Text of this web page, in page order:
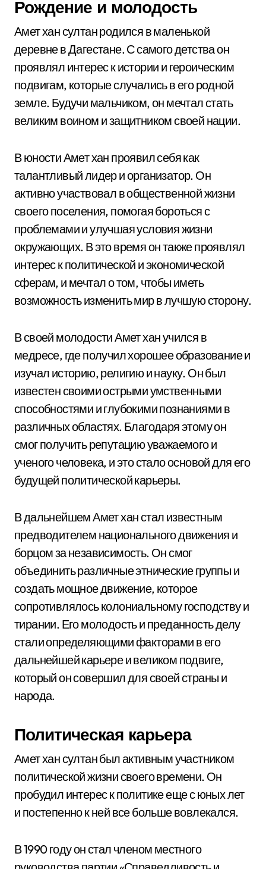
Рождение и молодость
Амет хан султан родился в маленькой
деревне в Дагестане. С самого детства он
проявлял интерес к истории и героическим
подвигам, которые случались в его родной
земле. Будучи мальчиком, он мечтал стать
великим воином и защитником своей нации.
В юности Амет хан проявил себя как
талантливый лидер и организатор. Он
активно участвовал в общественной жизни
своего поселения, помогая бороться с
проблемами и улучшая условия жизни
окружающих. В это время он также проявлял
интерес к политической и экономической
сферам, и мечтал о том, чтобы иметь
возможность изменить мир в лучшую сторону.
В своей молодости Амет хан учился в
медресе, где получил хорошее образование и
изучал историю, религию и науку. Он был
известен своими острыми умственными
способностями и глубокими познаниями в
различных областях. Благодаря этому он
смог получить репутацию уважаемого и
ученого человека, и это стало основой для его
будущей политической карьеры.
В дальнейшем Амет хан стал известным
предводителем национального движения и
борцом за независимость. Он смог
объединить различные этнические группы и
создать мощное движение, которое
сопротивлялось колониальному господству и
тирании. Его молодость и преданность делу
стали определяющими факторами в его
дальнейшей карьере и великом подвиге,
который он совершил для своей страны и
народа.
Политическая карьера
Амет хан султан был активным участником
политической жизни своего времени. Он
пробудил интерес к политике еще с юных лет
и постепенно к ней все больше вовлекался.
В 1990 году он стал членом местного